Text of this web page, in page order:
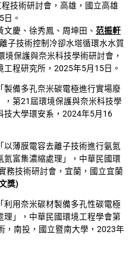
技術研討會，高雄，國立高雄
。
文慶、徐秀鳳、周坤田、范振軒
子技術控制冷卻水塔循環水水質
保護與奈米科技學術研討會，
程研究所，2025年5月15日。
製備多孔奈米碳電極進行實場廢
，第21屆環境保護與奈米科技學
技大學環安系，2024年5月16
以薄膜電容去離子技術進行氨氮
氮富集濃縮處理」，中華民國環
務技術研討會，宜蘭，國立宜蘭
獎)
利用奈米碳材製備多孔性碳電極
」，中華民國環境工程學會第
，南投，國立暨南大學，2023年